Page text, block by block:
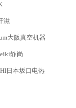
滋
大阪真空机器
静岗
日本坂口电热